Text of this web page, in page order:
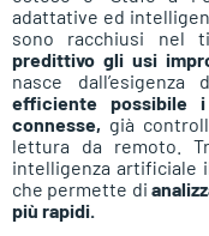
adattative ed
sono racchiusi nel
predittivo gli usi
nasce
efficiente possibile
connesse, già
lettura da remoto.
intelligenza artificiale
che permette di
più rapidi.